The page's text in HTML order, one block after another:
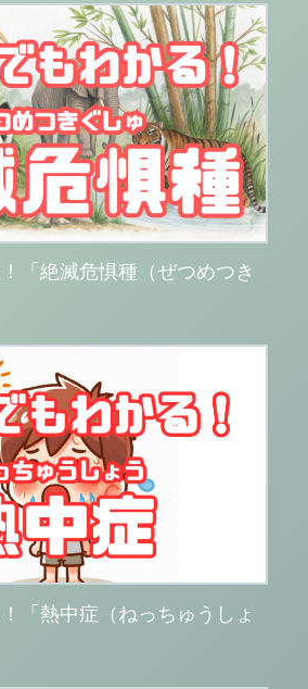
「絶滅危惧種（ぜつめつき
「熱中症（ねっちゅうしょ